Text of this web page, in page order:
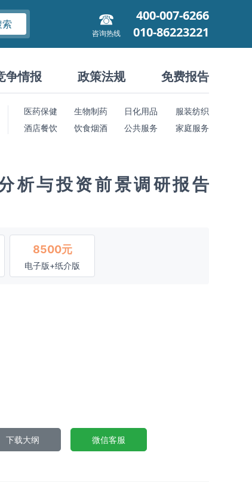
索
咨询热线
400-007-6266
010-86223221
争情报 政策法规 免费报告
医药保健 生物制药 日化用品
服装纺织
酒店餐饮
饮食烟酒 公共服务 家庭服务
析与投资前景调研报告
8500元
电子版+纸介版
下载大纲 微信客服